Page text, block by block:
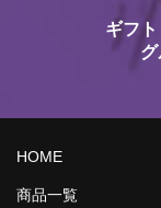
ギフ
HOME
商品一覧